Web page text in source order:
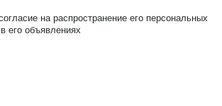
на распространение его персональных
его объявлениях